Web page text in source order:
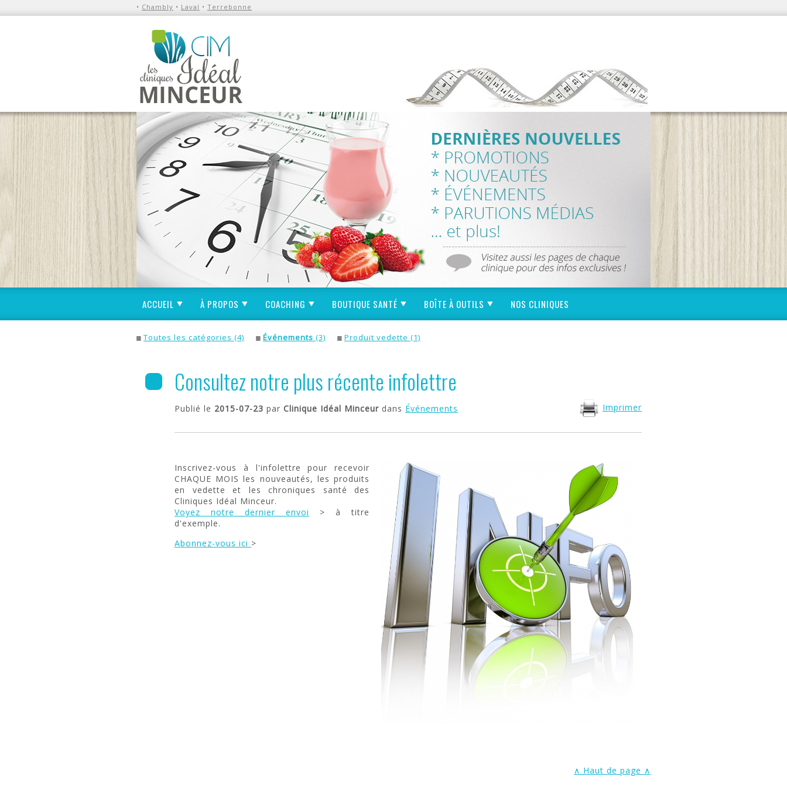
• Chambly • Laval • Terrebonne
ACCUEIL À PROPOS COACHING BOUTIQUE SANTÉ BOÎTE À OUTILS NOS CLINIQUES
Toutes les catégories (4) Événements (3) Produit vedette (1)
Consultez notre plus récente infolettre
Publié le 2015-07-23 par Clinique Idéal Minceur dans Événements Imprimer
Inscrivez-vous à l'infolettre pour recevoir
CHAQUE MOIS les nouveautés, les produits
en vedette et les chroniques santé des
Cliniques Idéal Minceur.
Voyez notre dernier envoi
> à titre
d'exemple.
Abonnez-vous ici >
∧ Haut de page ∧